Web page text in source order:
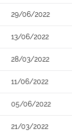
29/06/2022
13/06/2022
28/03/2022
11/06/2022
05/06/2022
21/03/2022